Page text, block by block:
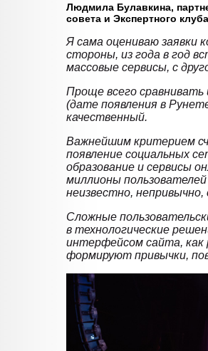
Людмила Булавкина,
совета и Экспертного
Я сама оцениваю заявки
стороны, из года в год
массовые сервисы, с
Проще всего
(дате появления в
качественный.
Важнейшим критерием
появление социальных
образование и сервисы
миллионы
неизвестно,
Сложные
в технологические
интерфейсом сайта, как
формируют привычки,